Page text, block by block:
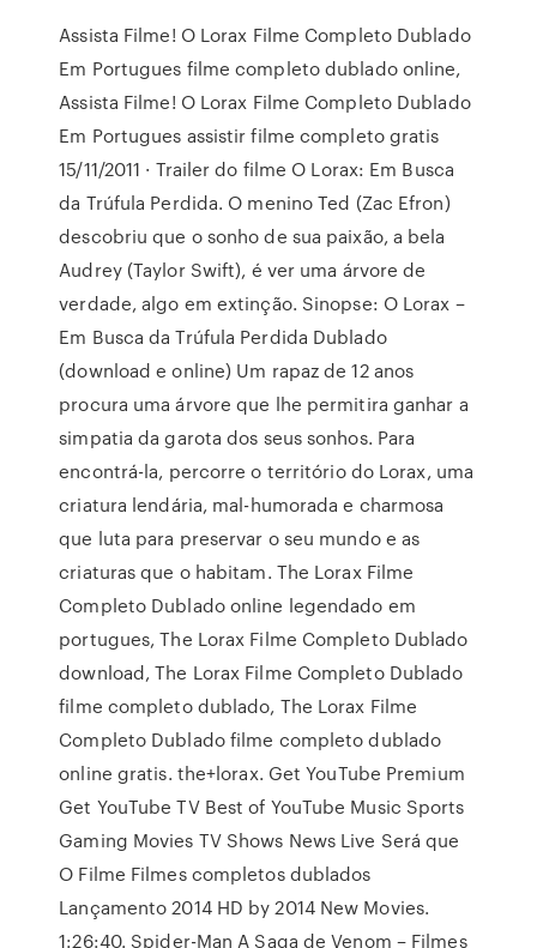
Assista Filme! O Lorax Filme Completo Dublado
Em Portugues filme completo dublado online,
Assista Filme! O Lorax Filme Completo Dublado
Em Portugues assistir filme completo gratis
15/11/2011 · Trailer do filme O Lorax: Em Busca
da Trúfula Perdida. O menino Ted (Zac Efron)
descobriu que o sonho de sua paixão, a bela
Audrey (Taylor Swift), é ver uma árvore de
verdade, algo em extinção. Sinopse: O Lorax –
Em Busca da Trúfula Perdida Dublado
(download e online) Um rapaz de 12 anos
procura uma árvore que lhe permitira ganhar a
simpatia da garota dos seus sonhos. Para
encontrá-la, percorre o território do Lorax, uma
criatura lendária, mal-humorada e charmosa
que luta para preservar o seu mundo e as
criaturas que o habitam. The Lorax Filme
Completo Dublado online legendado em
portugues, The Lorax Filme Completo Dublado
download, The Lorax Filme Completo Dublado
filme completo dublado, The Lorax Filme
Completo Dublado filme completo dublado
online gratis. the+lorax. Get YouTube Premium
Get YouTube TV Best of YouTube Music Sports
Gaming Movies TV Shows News Live Será que
O Filme Filmes completos dublados
Lançamento 2014 HD by 2014 New Movies.
1:26:40. Spider-Man A Saga de Venom – Filmes